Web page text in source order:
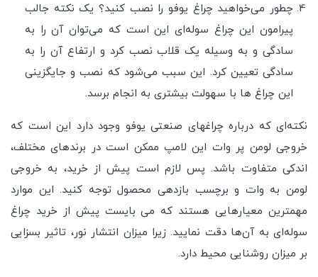
چطور می‌خواهید چراغ یوفو را نصب کنید؟ یک نکته جالب
پیرامون این چراغ سوله‌ای این است که می‌توان آن را به
سادگی و به وسیله یک قلاب نصب کرد و ارتفاع آن را به
سادگی تعیین کرد. این سبب می‌شود که نصب و جایگزینی
این چراغ ها با سهولت بیشتری به انجام برسد.
نکته‌ای که درباره چراغهای صنعتی یوفو وجود دارد این است که
خروجی لومن پر وات این لامپ ممکن است در برند‌های مختلف،
اندکی متفاوت باشد. پس لازم است پیش از خرید، به خروجی
لومن به وات و برچسب بازدهی محصول توجه کنید. این موارد
مهمترین معیار‌هایی هستند که می بایست پیش از خرید چراغ
سوله‌ای به آن‌ها دقت نمایید. زیرا میزان انتشار نور، تاثیر بسزایی
بر میزان روشنایی محیط دارد.